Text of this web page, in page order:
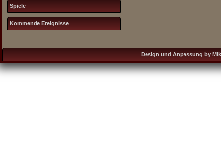
Spiele
Kommende Ereignisse
Design und Anpassung by